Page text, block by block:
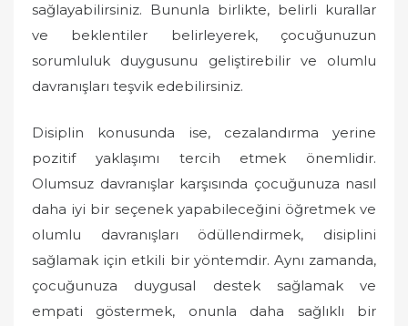
sağlayabilirsiniz. Bununla birlikte, belirli kurallar
ve beklentiler belirleyerek, çocuğunuzun
sorumluluk duygusunu geliştirebilir ve olumlu
davranışları teşvik edebilirsiniz.
Disiplin konusunda ise, cezalandırma yerine
pozitif yaklaşımı tercih etmek önemlidir.
Olumsuz davranışlar karşısında çocuğunuza nasıl
daha iyi bir seçenek yapabileceğini öğretmek ve
olumlu davranışları ödüllendirmek, disiplini
sağlamak için etkili bir yöntemdir. Aynı zamanda,
çocuğunuza duygusal destek sağlamak ve
empati göstermek, onunla daha sağlıklı bir